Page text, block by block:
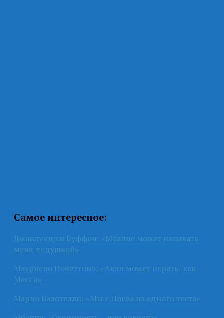
Самое интересное:
Джанлуиджи Буффон: «Мбаппе может называть
меня дедушкой»
Маурисио Почеттино: «Алли может играть, как
Месси»
Марио Балотелли: «Мы с Погба из одного теста»